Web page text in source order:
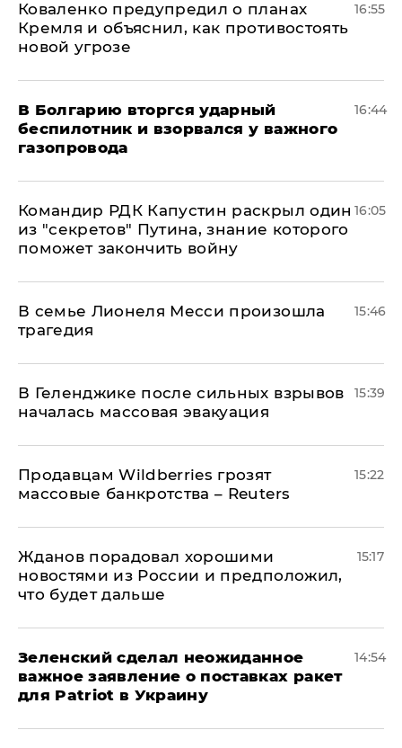
Коваленко предупредил о планах
Кремля и объяснил, как противостоять
новой угрозе
16:55
В Болгарию вторгся ударный
беспилотник и взорвался у важного
газопровода
16:44
Командир РДК Капустин раскрыл один
из "секретов" Путина, знание которого
поможет закончить войну
16:05
В семье Лионеля Месси произошла
трагедия
15:46
В Геленджике после сильных взрывов
началась массовая эвакуация
15:39
Продавцам Wildberries грозят
массовые банкротства – Reuters
15:22
Жданов порадовал хорошими
новостями из России и предположил,
что будет дальше
15:17
Зеленский сделал неожиданное
важное заявление о поставках ракет
для Patriot в Украину
14:54